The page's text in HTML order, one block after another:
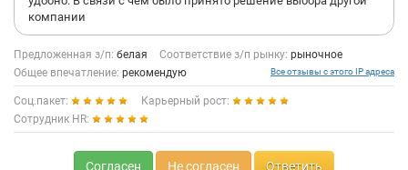
компании
Предложенная з/п: белая Соответствие з/п рынку: рыночное
Общее впечатление: рекомендую Все отзывы с этого IP адреса
Соц.пакет:
Карьерный рост:
Сотрудник HR:
Согласен Не согласен Ответить